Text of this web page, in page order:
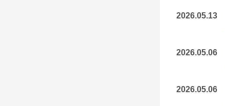
2026.05.13
2026.05.06
2026.05.06